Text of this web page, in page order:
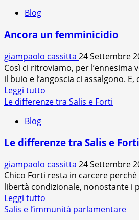
si
Blog
Ancora un femminicidio
giampaolo cassitta 24 Settembre
Così ci ritroviamo, per l’ennesima
il buio e l’angoscia ci assalgono. E,
Leggi tutto
di
un
Le differenze tra Salis e Forti
Blog
Le differenze tra Salis e Forti
giampaolo cassitta 24 Settembre
Chico Forti resta in carcere
libertà condizionale, nonostante i
Leggi tutto
di
Salis e l’immunità parlamentare